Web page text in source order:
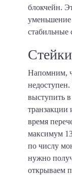
блокчейн.
уменьшение
стабильные
Напомним,
выступить
транзакции
время
максимум
по числу
нужно
открываем